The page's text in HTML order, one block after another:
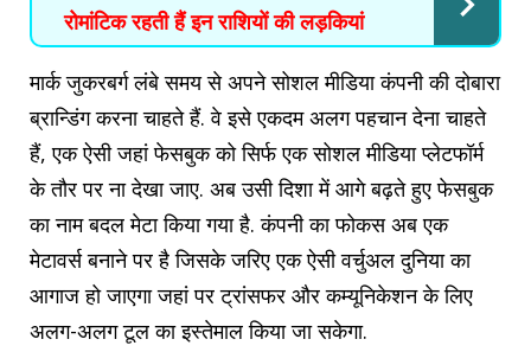
रोमांटिक रहती हैं इन राशियों की लड़कियां
मार्क जुकरबर्ग लंबे समय से अपने सोशल मीडिया कंपनी की दोबारा
ब्रान्डिंग करना चाहते हैं. वे इसे एकदम अलग पहचान देना चाहते
हैं, एक ऐसी जहां फेसबुक को सिर्फ एक सोशल मीडिया प्लेटफॉर्म
के तौर पर ना देखा जाए. अब उसी दिशा में आगे बढ़ते हुए फेसबुक
का नाम बदल मेटा किया गया है. कंपनी का फोकस अब एक
मेटावर्स बनाने पर है जिसके जरिए एक ऐसी वर्चुअल दुनिया का
आगाज हो जाएगा जहां पर ट्रांसफर और कम्यूनिकेशन के लिए
अलग-अलग टूल का इस्तेमाल किया जा सकेगा.